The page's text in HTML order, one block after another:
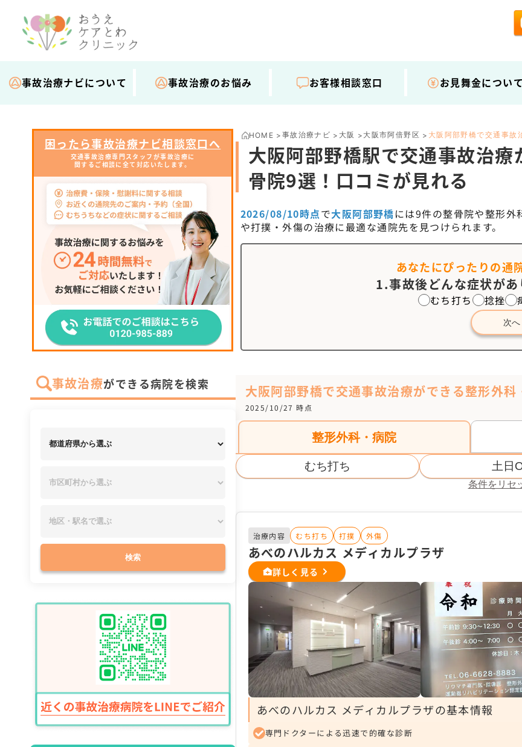
事故治療ナビについて 事故治療のお悩み お客様相談窓口 お見舞金について
HOME > 事故治療ナビ > 大阪 > 大阪市阿倍野区 > 大阪阿部野橋で交通事故
大阪阿部野橋駅で交通事故治
骨院9選！口コミが見れる
2026/08/10時点で大阪阿部野橋には9件の整骨院や整形外
や打撲・外傷の治療に最適な通院先を見つけられます。
あなたにぴったりの通
1.事故後どんな症状が
むち打ち 捻挫
次へ
大阪阿部野橋で交通事故治療ができる整形外
2025/10/27 時点
整形外科・病院
むち打ち 土日
条件をリセ
治療内容 むち打ち 打撲 外傷
あべのハルカス メディカルプラザ
詳しく見る
あべのハルカス メディカルプラザの基本情報
専門ドクターによる迅速で的確な診断
困ったら事故治療ナビ相談窓口へ
交通事故治療専門スタッフが事故治療に
関するご相談に全て対応いたします。
事故治療ができる病院を検索
検索